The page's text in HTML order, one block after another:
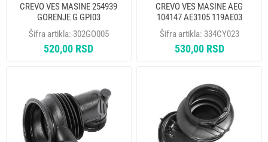
CREVO VES MASINE 254939
GORENJE G GPI03
Šifra artikla: 302GO005
520,00 RSD
CREVO VES MASINE AEG
104147 AE3105 119AE03
RBH000AE
Šifra artikla: 334CY023
530,00 RSD